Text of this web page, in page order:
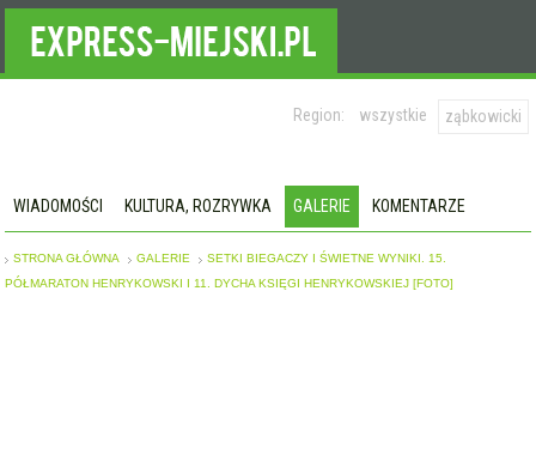
Region: wszystkie ząbkowicki
WIADOMOŚCI KULTURA, ROZRYWKA GALERIE KOMENTARZE
STRONA GŁÓWNA GALERIE
SETKI BIEGACZY I ŚWIETNE WYNIKI. 15.
PÓŁMARATON HENRYKOWSKI I 11. DYCHA KSIĘGI HENRYKOWSKIEJ [FOTO]